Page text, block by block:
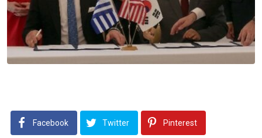
Facebook Twitter Pinterest